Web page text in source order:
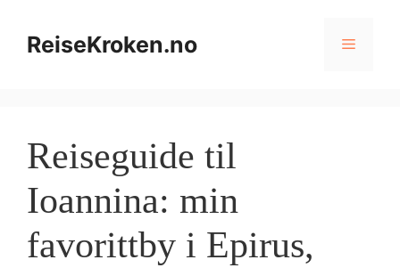
innholdReiseKroken.no Meny
Reiseguide til
Ioannina: min
favorittby i Epirus,